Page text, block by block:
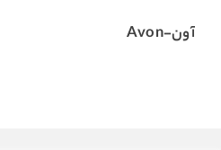
آون-Avon